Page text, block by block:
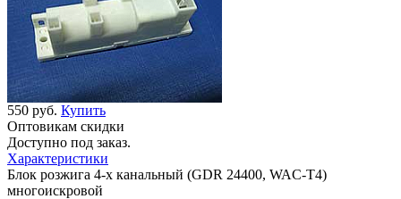
550 руб. Купить
Оптовикам скидки
Доступно под заказ.
Характеристики
Блок розжига 4-х канальный (GDR 24400, WAC-T4)
многоискровой